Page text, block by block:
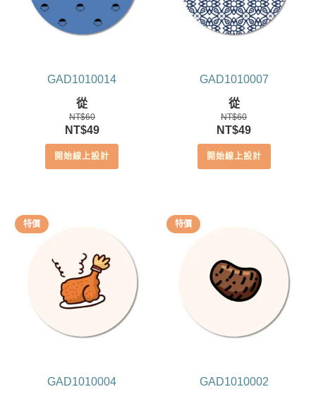
GAD1010014
從
NT$60
原
始
價
NT$49目
前
價
開始線上設計
GAD1010007
從
NT$60
原
始
價
NT$49目
前
價
開始線上設計
特價
GAD1010004
特價
GAD1010002